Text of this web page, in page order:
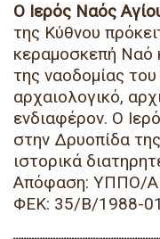
Ο Ιερός Ναός
της Κύθνου
κεραμοσκεπή Ναό
της ναοδομίας του
αρχαιολογικό,
ενδιαφέρον. Ο
στην Δρυοπίδα
ιστορικά
Απόφαση: ΥΠΠΟ/
ΦΕΚ: 35/Β/1988-